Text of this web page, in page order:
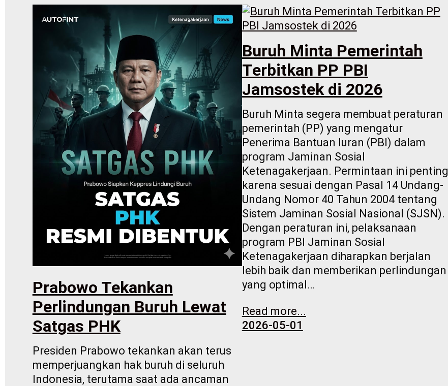
Prabowo Tekankan
Perlindungan Buruh Lewat
Satgas PHK
Presiden Prabowo tekankan akan terus
memperjuangkan hak buruh di seluruh
Indonesia, terutama saat ada ancaman
Buruh Minta Pemerintah
Terbitkan PP PBI
Jamsostek di 2026
Buruh Minta segera membuat peraturan
pemerintah (PP) yang mengatur
Penerima Bantuan Iuran (PBI) dalam
program Jaminan Sosial
Ketenagakerjaan. Permintaan ini penting
karena sesuai dengan Pasal 14 Undang-
Undang Nomor 40 Tahun 2004 tentang
Sistem Jaminan Sosial Nasional (SJSN).
Dengan peraturan ini, pelaksanaan
program PBI Jaminan Sosial
Ketenagakerjaan diharapkan berjalan
lebih baik dan memberikan perlindungan
yang optimal…
Read more...
2026-05-01